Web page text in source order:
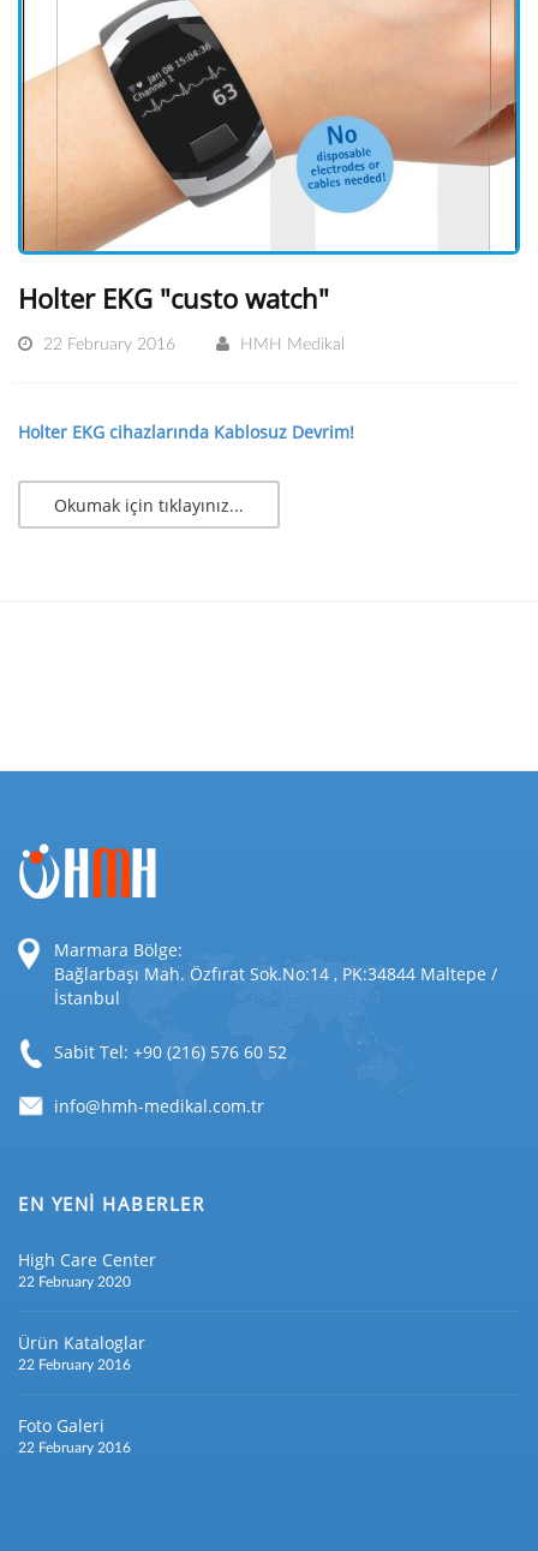
Holter EKG "custo watch"
22 February 2016 HMH Medikal
Holter EKG cihazlarında Kablosuz Devrim!
Okumak için tıklayınız...
Marmara Bölge:
Bağlarbaşı Mah. Özfırat Sok.No:14 , PK:34844 Maltepe /
İstanbul
Sabit Tel: +90 (216) 576 60 52
EN YENİ HABERLER
High Care Center
22 February 2020
Ürün Kataloglar
22 February 2016
Foto Galeri
22 February 2016